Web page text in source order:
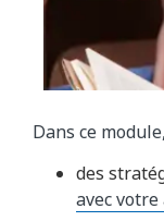
Dans ce
des
avec